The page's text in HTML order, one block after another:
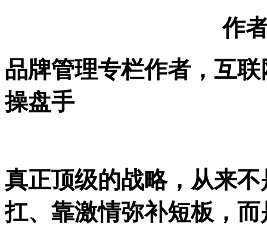
作
品牌管理专栏作者，互
操盘手
真正顶级的战略，从来
扛、靠激情弥补短板，